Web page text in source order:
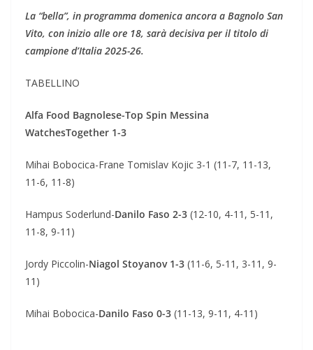
La “bella”, in programma domenica ancora a Bagnolo San
Vito, con inizio alle ore 18, sarà decisiva per il titolo di
campione d’Italia 2025-26.
TABELLINO
Alfa Food Bagnolese-Top Spin Messina
WatchesTogether 1-3
Mihai Bobocica-Frane Tomislav Kojic 3-1 (11-7, 11-13,
11-6, 11-8)
Hampus Soderlund-Danilo Faso 2-3 (12-10, 4-11, 5-11,
11-8, 9-11)
Jordy Piccolin-Niagol Stoyanov 1-3 (11-6, 5-11, 3-11, 9-
11)
Mihai Bobocica-Danilo Faso 0-3 (11-13, 9-11, 4-11)